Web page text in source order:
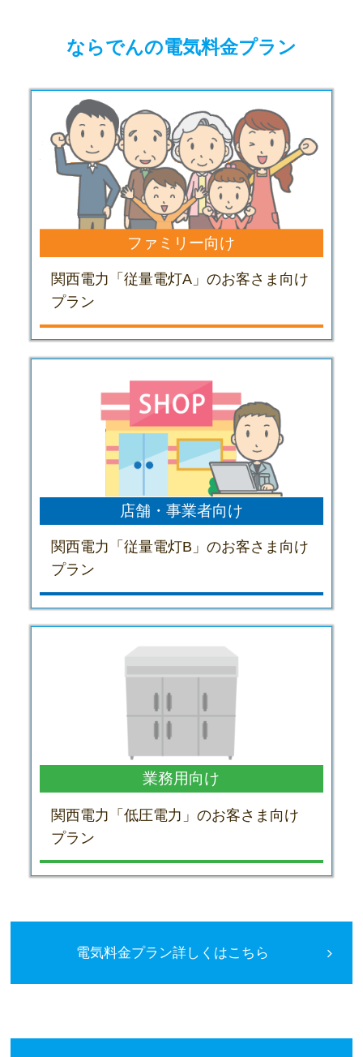
ならでんの電気料金プラン
ファミリー向け
関西電力「従量電灯A」のお客さま向け
プラン
店舗・事業者向け
関西電力「従量電灯B」のお客さま向け
プラン
業務用向け
関西電力「低圧電力」のお客さま向け
プラン
電気料金プラン詳しくはこちら